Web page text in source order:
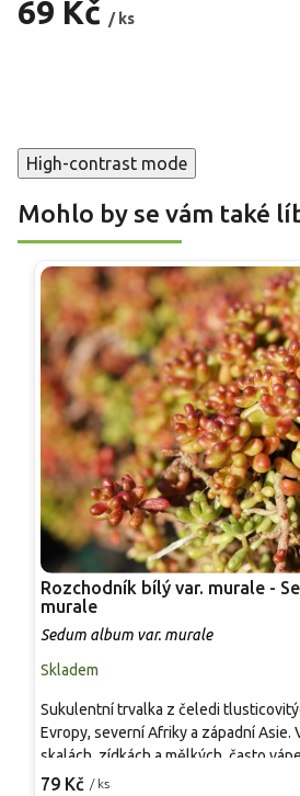
69 Kč / ks
High-contrast mode
Mohlo by se vám také
Rozchodník bílý var. murale -
murale
Sedum album var. murale
Skladem
79 Kč / ks
Sukulentní trvalka z čeledi
Evropy, severní Afriky a západní Asie.
skalách, zídkách a mělkých, často
Poléhavé lodyhy snadno koření v